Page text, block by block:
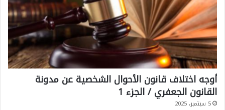
أوجه اختلاف قانون الأحوال الشخصية عن مدونة
القانون الجعفري / الجزء 1
5 سبتمبر، 2025